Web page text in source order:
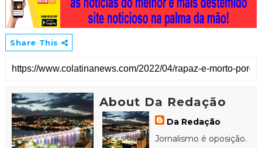
Share This
About Da Redação
Da Redação
Jornalismo é oposição.